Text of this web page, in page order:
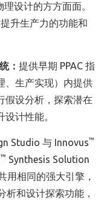
设计的方方面面。
升生产力的功能和
： 提供早期 PPAC 指
、生产实现）内提供
假设分析，探索潜在
计性能。
Studio 与 Innovus™
™ Synthesis Solution
用相同的强大引擎，
析和设计探索功能，